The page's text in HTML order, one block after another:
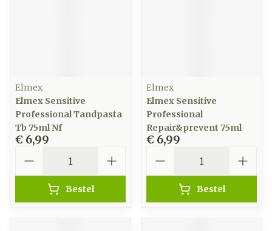
Elmex
Elmex Sensitive
Professional Tandpasta
Tb 75ml Nf
€ 6,99
Bestel
Elmex
Elmex Sensitive
Professional
Repair&prevent 75ml
€ 6,99
Bestel